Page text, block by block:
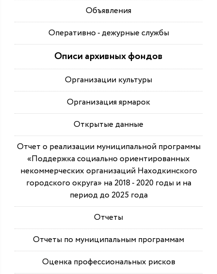
Объявления
Оперативно - дежурные службы
Описи архивных фондов
Организации культуры
Организация ярмарок
Открытые данные
Отчет о реализации муниципальной программы
«Поддержка социально ориентированных
некоммерческих организаций Находкинского
городского округа» на 2018 - 2020 годы и на
период до 2025 года
Отчеты
Отчеты по муниципальным программам
Оценка профессиональных рисков